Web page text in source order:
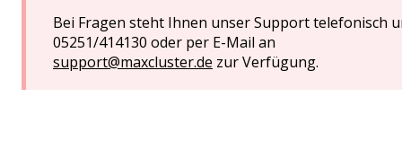
Bei Fragen steht Ihnen unser Support telefonisch
05251/414130 oder per E-Mail an
support@maxcluster.de zur Verfügung.